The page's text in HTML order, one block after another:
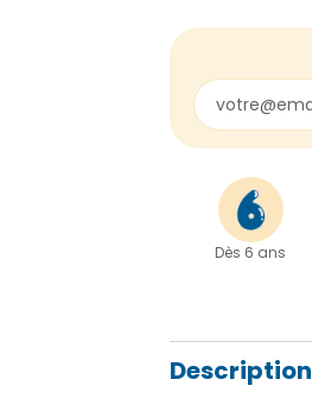
Dès 6 ans
Description